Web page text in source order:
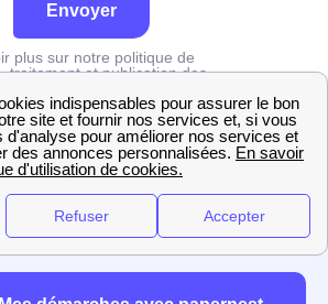
Envoyer
plus sur notre politique de
traitement et publication des
En-Halatte